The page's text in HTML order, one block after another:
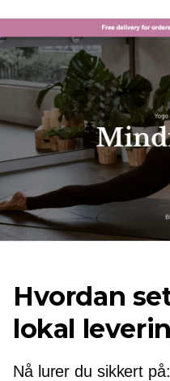
Hvordan
lokal
Nå lurer du sikkert